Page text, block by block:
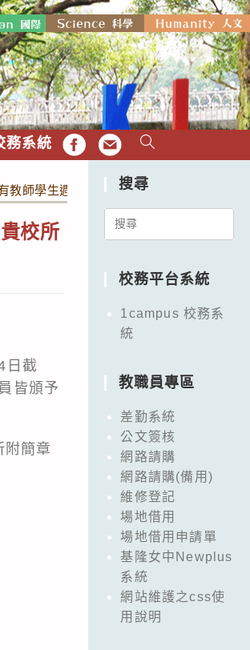
務系統 FB EMAIL
師學生週知，並鼓勵師生派員報名參加。
校所
日截
皆頒予
附簡章
搜尋
Search
校務平台系統
1campus 校務系
統
教職員專區
差勤系統
公文簽核
網路請購
網路請購(備用)
維修登記
場地借用
場地借用申請單
基隆女中Newplus
系統
網站維護之css使
用說明